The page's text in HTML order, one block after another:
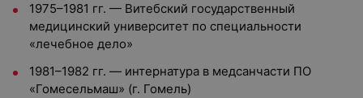
1975–1981 гг. — Витебский государственный
медицинский университет по специальности
«лечебное дело»
1981–1982 гг. — интернатура в медсанчасти ПО
«Гомесельмаш» (г. Гомель)